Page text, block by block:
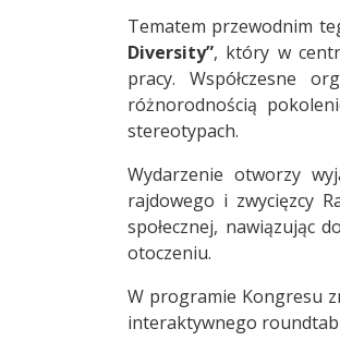
Tematem przewodnim
Diversity”, który w
pracy. Współczesne
różnorodnością
stereotypach.
Wydarzenie otworzy
rajdowego i zwycięzcy
społecznej, nawiązując
otoczeniu.
W programie Kongresu
interaktywnego